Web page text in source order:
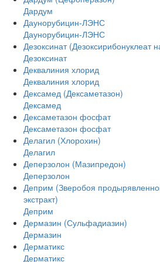
Дардум
Даунорубицин-ЛЭНС
Даунорубицин-ЛЭНС
Дезоксинат (Дезоксирибонуклеат
Дезоксинат
Деквалиния хлорид
Деквалиния хлорид
Дексамед (Дексаметазон)
Дексамед
Дексаметазон фосфат
Дексаметазон фосфат
Делагил (Хлорохин)
Делагил
Деперзолон (Мазипредон)
Деперзолон
Деприм (Зверобоя
экстракт)
Деприм
Дермазин (Сульфадиазин)
Дермазин
Дерматикс
Дерматикс